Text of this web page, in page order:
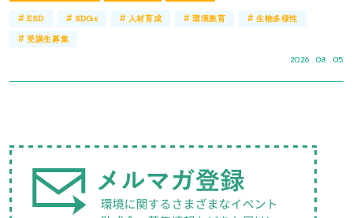
2026 . 08 . 05
#ESD # SDGs # 人材育成 # 環境教育 #生物多様性
#受講生募集